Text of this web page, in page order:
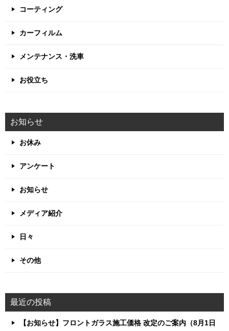
コーティング
カーフィルム
メンテナンス・洗車
お役立ち
お知らせ
お休み
アンケート
お知らせ
メディア紹介
日々
その他
最近の投稿
【お知らせ】フロントガラス施工価格 改定のご案内（8月1日